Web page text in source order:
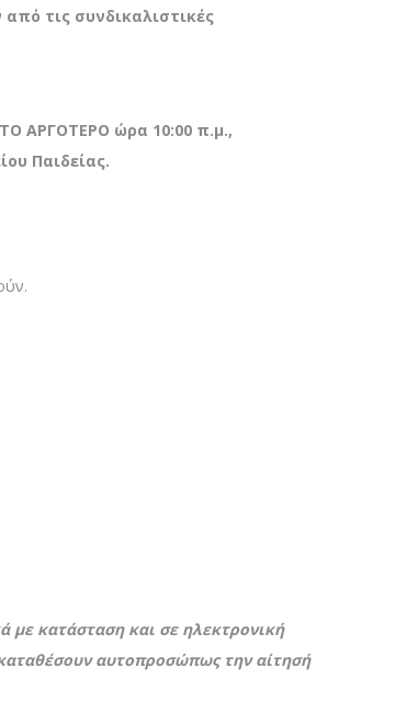
τις συνδικαλιστικές
ΤΟ ΑΡΓΟΤΕΡΟ ώρα 10:00 π.μ.,
Παιδείας.
κατάσταση και σε ηλεκτρονική
αυτοπροσώπως την αίτησή